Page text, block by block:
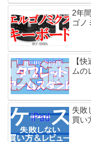
2年
ゴノ
【
ムの
失敗
買い